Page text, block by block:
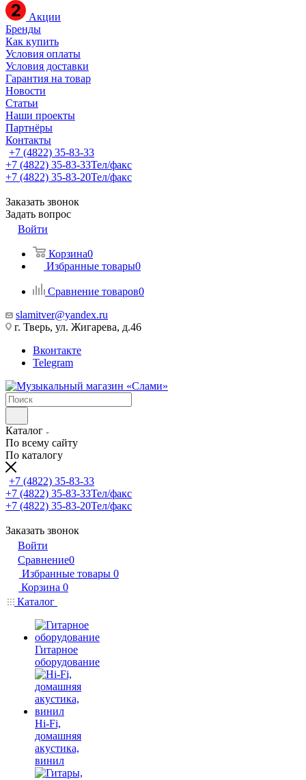
Акции
Бренды
Как купить
Условия оплаты
Условия доставки
Гарантия на товар
Новости
Статьи
Наши проекты
Партнёры
Контакты
+7 (4822) 35-83-33
+7 (4822) 35-83-33Тел/факс
+7 (4822) 35-83-20Тел/факс
Заказать звонок
Задать вопрос
Войти
Корзина0
Избранные товары0
Сравнение товаров0
slamitver@yandex.ru
г. Тверь, ул. Жигарева, д.46
Вконтакте
Telegram
Каталог
По всему сайту
По каталогу
+7 (4822) 35-83-33
+7 (4822) 35-83-33Тел/факс
+7 (4822) 35-83-20Тел/факс
Заказать звонок
Войти
Сравнение0
Избранные товары 0
Корзина 0
Каталог
Гитарное
оборудование
Hi-Fi,
домашняя
акустика,
винил